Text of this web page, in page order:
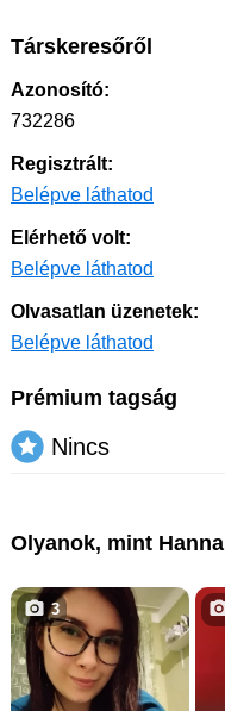
Társkeresőről
Azonosító:
732286
Regisztrált:
Belépve láthatod
Elérhető volt:
Belépve láthatod
Olvasatlan üzenetek:
Belépve láthatod
Prémium tagság
Nincs
Olyanok, mint Hanna
3